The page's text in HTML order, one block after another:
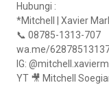
Hubungi :
*Mitchell | Xavier
📞 08785-1313-707
wa.me/
IG:
YT 🎥 Mitchell